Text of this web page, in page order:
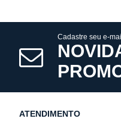
Cadastre seu e-
ATENDIMENTO